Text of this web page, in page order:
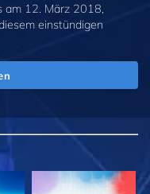
am 12. März 2018,
einstündigen